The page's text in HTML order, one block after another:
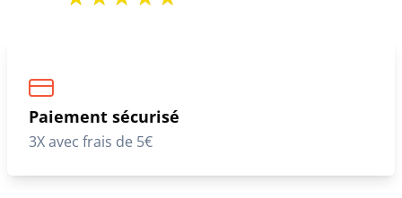
Paiement sécurisé
3X avec frais de 5€